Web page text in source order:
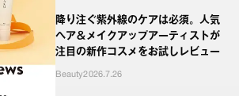
降り注ぐ紫外線のケアは必須。人気
ヘア＆メイクアップアーティストが
注目の新作コスメをお試しレビュー
Beauty2026.7.26